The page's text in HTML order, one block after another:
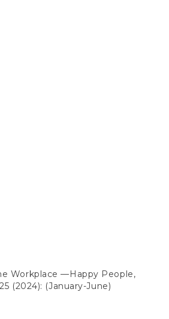
Workplace —Happy People,
(2024): (January-June)